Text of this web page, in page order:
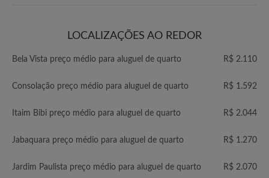
LOCALIZAÇÕES AO REDOR
Bela Vista preço médio para aluguel de quarto R$ 2.110
Consolação preço médio para aluguel de quarto R$ 1.592
Itaim Bibi preço médio para aluguel de quarto R$ 2.044
Jabaquara preço médio para aluguel de quarto R$ 1.270
Jardim Paulista preço médio para aluguel de quarto R$ 2.070